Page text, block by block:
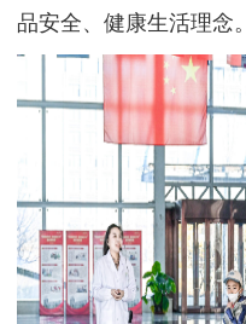
品安全、健康生活理念。